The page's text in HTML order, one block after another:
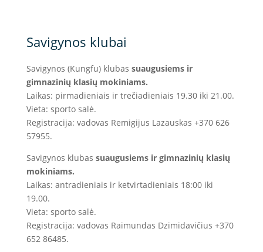
Savigynos klubai
Savigynos (Kungfu) klubas suaugusiems ir
gimnazinių klasių mokiniams.
Laikas: pirmadieniais ir trečiadieniais 19.30 iki 21.00.
Vieta: sporto salė.
Registracija: vadovas Remigijus Lazauskas +370 626
57955.
Savigynos klubas suaugusiems ir gimnazinių klasių
mokiniams.
Laikas: antradieniais ir ketvirtadieniais 18:00 iki
19.00.
Vieta: sporto salė.
Registracija: vadovas Raimundas Dzimidavičius +370
652 86485.